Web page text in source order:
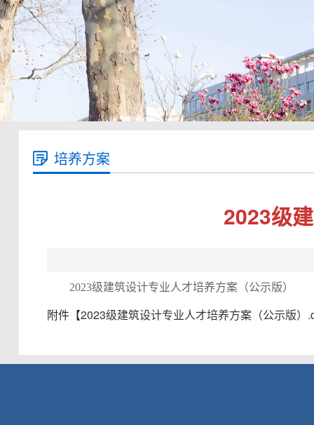
培养方案
2023级
2023级建筑设计专业人才培养方案（公示版）
附件【2023级建筑设计专业人才培养方案（公示版）